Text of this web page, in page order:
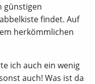
günstigen
findet. Auf
herkömmlichen
ich auch ein wenig
auch! Was ist da